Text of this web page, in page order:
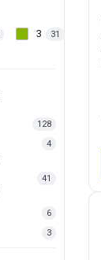
3 31
128
4
41
6
3